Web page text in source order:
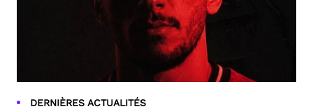
DERNIÈRES ACTUALITÉS